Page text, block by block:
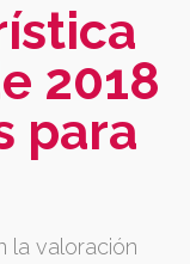
2018
para
la valoración